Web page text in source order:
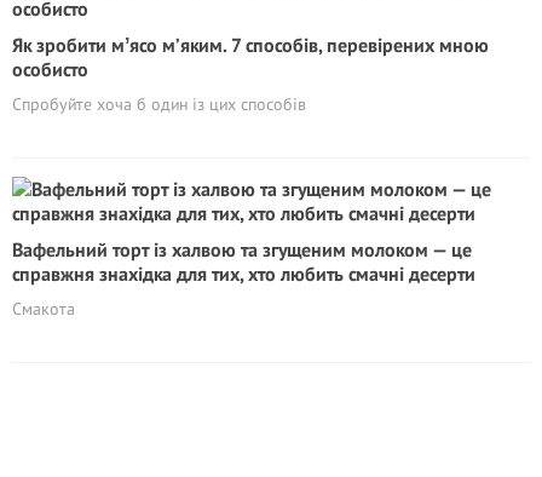
Як зробити мʼясо м’яким. 7 способів, перевірених мною
особисто
Спробуйте хоча б один із цих способів
Вафельний торт із халвою та згущеним молоком — це
справжня знахідка для тих, хто любить смачні десерти
Смакота